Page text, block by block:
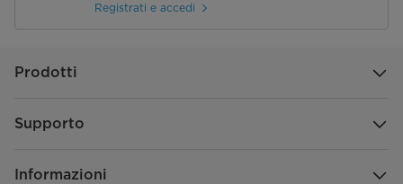
Registrati e accedi
Prodotti
Supporto
Informazioni